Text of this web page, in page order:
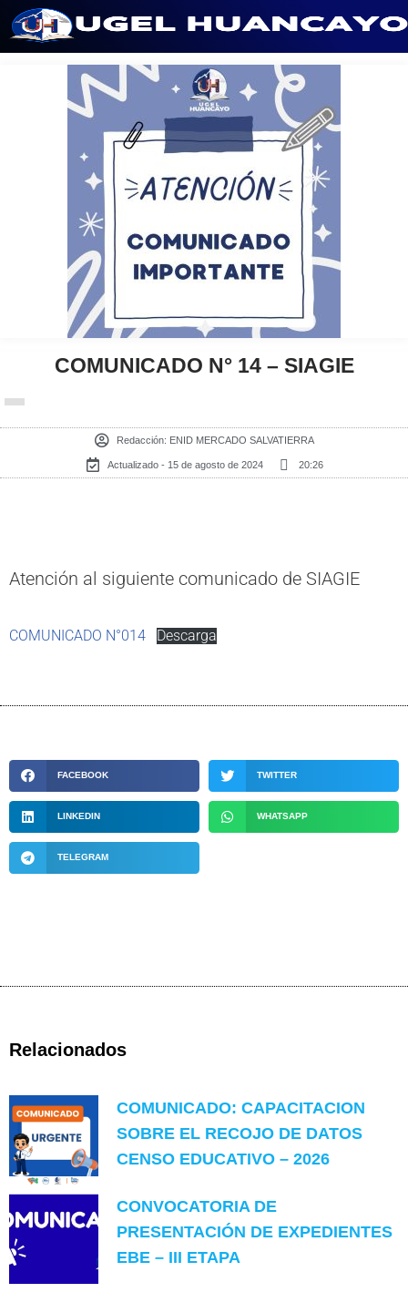
COMUNICADO N° 14 – SIAGIE
Redacción: ENID MERCADO SALVATIERRA
Actualizado - 15 de agosto de 2024 20:26
Atención al siguiente comunicado de SIAGIE
COMUNICADO N°014 Descarga
FACEBOOK TWITTER
LINKEDIN WHATSAPP
TELEGRAM
Relacionados
COMUNICADO: CAPACITACION
SOBRE EL RECOJO DE DATOS
CENSO EDUCATIVO – 2026
CONVOCATORIA DE
PRESENTACIÓN DE EXPEDIENTES
EBE – III ETAPA